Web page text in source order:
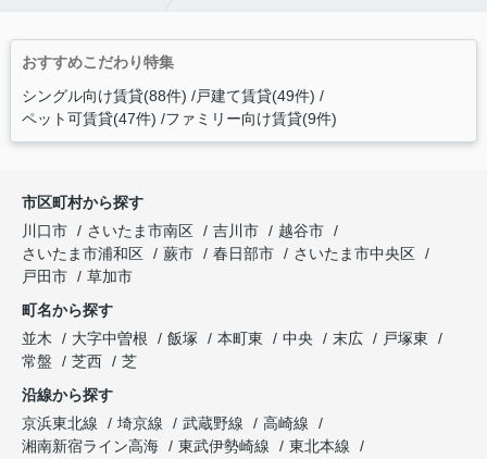
おすすめこだわり特集
シングル向け賃貸(88件) 戸建て賃貸(49件)
ペット可賃貸(47件) ファミリー向け賃貸(9件)
市区町村から探す
川口市
さいたま市南区 吉川市
越谷市
さいたま市浦和区
蕨市 春日部市
さいたま市中央区
戸田市
草加市
町名から探す
並木
大字中曽根 飯塚 本町東 中央 末広
戸塚東
常盤
芝西
芝
沿線から探す
京浜東北線
埼京線 武蔵野線
高崎線
湘南新宿ライン高海
東武伊勢崎線
東北本線